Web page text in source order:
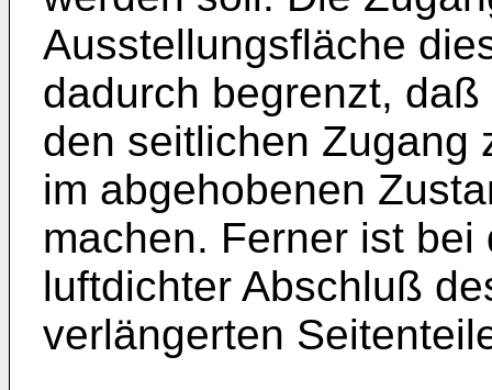
Ausstellungsfläche
dadurch begrenzt,
den seitlichen Zugang
im abgehobenen
machen. Ferner ist
luftdichter Abschluß
verlängerten